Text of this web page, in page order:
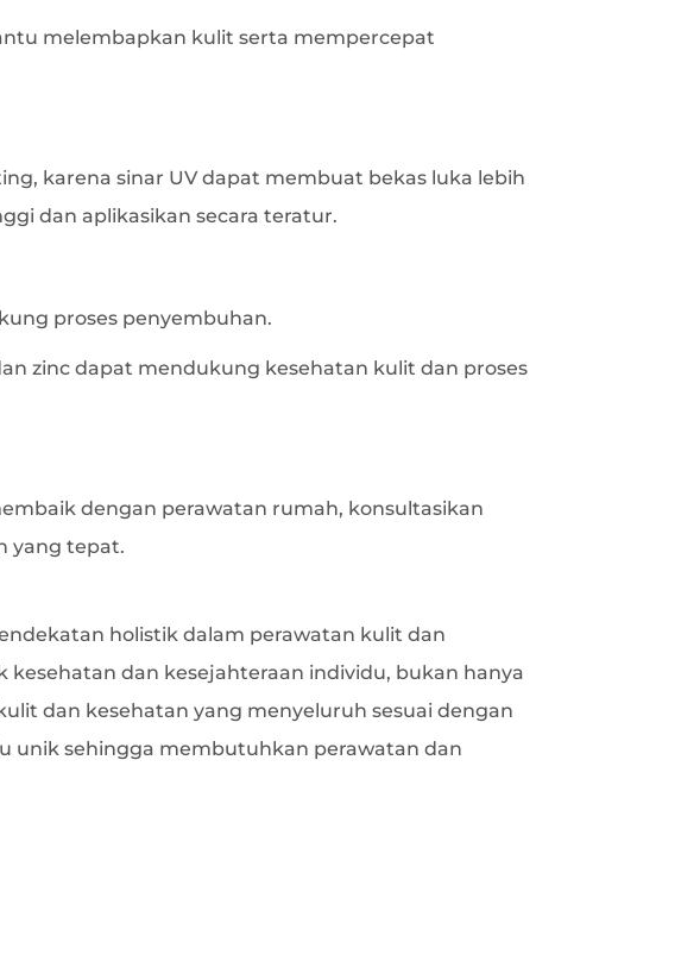
melembapkan kulit serta mempercepat
karena sinar UV dapat membuat bekas luka lebih
dan aplikasikan secara teratur.
proses penyembuhan.
zinc dapat mendukung kesehatan kulit dan proses
dengan perawatan rumah, konsultasikan
yang tepat.
holistik dalam perawatan kulit dan
dan kesejahteraan individu, bukan hanya
dan kesehatan yang menyeluruh sesuai dengan
unik sehingga membutuhkan perawatan dan